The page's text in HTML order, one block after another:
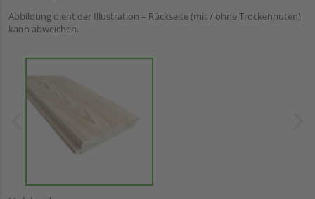
Abbildung dient der Illustration – Rückseite (mit / ohne Trockennuten)
kann abweichen.